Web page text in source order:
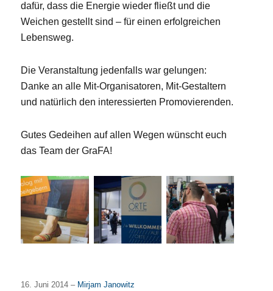
dafür, dass die Energie wieder fließt und die
Weichen gestellt sind – für einen erfolgreichen
Lebensweg.
Die Veranstaltung jedenfalls war gelungen:
Danke an alle Mit-Organisatoren, Mit-Gestaltern
und natürlich den interessierten Promovierenden.
Gutes Gedeihen auf allen Wegen wünscht euch
das Team der GraFA!
16. Juni 2014 – Mirjam Janowitz